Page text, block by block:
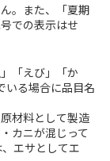
。また、「夏期
での表示はせ
「えび」「か
いる場合に品目名
材料として製造
カニが混じって
エサとしてエ